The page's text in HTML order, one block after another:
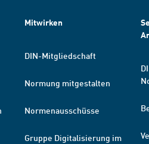
Mitwirken
DIN-Mitgliedschaft
Normung mitgestalten
Normenausschüsse
Gruppe Digitalisierung im